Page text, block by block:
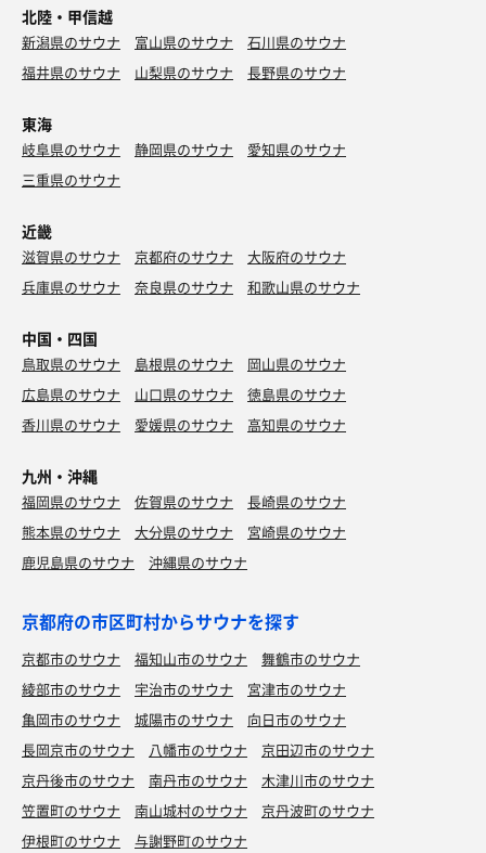
北陸・甲信越
新潟県のサウナ 富山県のサウナ
石川県のサウナ
福井県のサウナ
山梨県のサウナ 長野県のサウナ
東海
岐阜県のサウナ 静岡県のサウナ
愛知県のサウナ
三重県のサウナ
近畿
滋賀県のサウナ 京都府のサウナ
大阪府のサウナ
兵庫県のサウナ
奈良県のサウナ 和歌山県のサウナ
中国・四国
鳥取県のサウナ 島根県のサウナ
岡山県のサウナ
広島県のサウナ
山口県のサウナ
徳島県のサウナ
香川県のサウナ
愛媛県のサウナ 高知県のサウナ
九州・沖縄
福岡県のサウナ 佐賀県のサウナ
長崎県のサウナ
熊本県のサウナ
大分県のサウナ
宮崎県のサウナ
鹿児島県のサウナ
沖縄県のサウナ
京都府の市区町村からサウナを探す
京都市のサウナ 福知山市のサウナ
舞鶴市のサウナ
綾部市のサウナ
宇治市のサウナ
宮津市のサウナ
亀岡市のサウナ
城陽市のサウナ
向日市のサウナ
長岡京市のサウナ
八幡市のサウナ
京田辺市のサウナ
京丹後市のサウナ
南丹市のサウナ
木津川市のサウナ
笠置町のサウナ
南山城村のサウナ
京丹波町のサウナ
伊根町のサウナ
与謝野町のサウナ